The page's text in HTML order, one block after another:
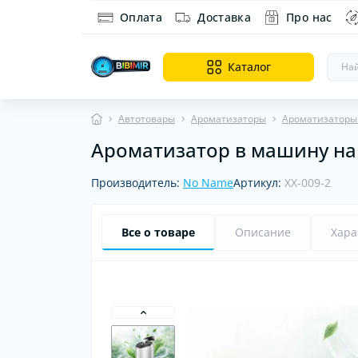
Оплата Доставка Про нас
Каталог
Автотовары Ароматизаторы
Ароматизатор в машину на
Производитель: No NameАртикул: XX-009-2
Все о товаре Описание